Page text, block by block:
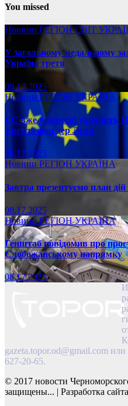
You missed
Новини РЕГІОНСВІТ
У загальному медальному
Україна третя
08.17.2025
НовиниРЕГІОН УКРАЇНА
ЄС вже у вересні ухвалить
Урсула фон дер Ляєн
08.17.2025
Новини РЕГІОН УКРАЇНА
Завтра презентуємо план
08.17.2025
НовиниРЕГІОНУКРАЇНА
Генштаб повідомив про
Слобожанському напрямку
08.17.2025
gazeta.topor.od@gmail.com или
627-20-65.
© 2017 новости
защищены... | Разработка сайта